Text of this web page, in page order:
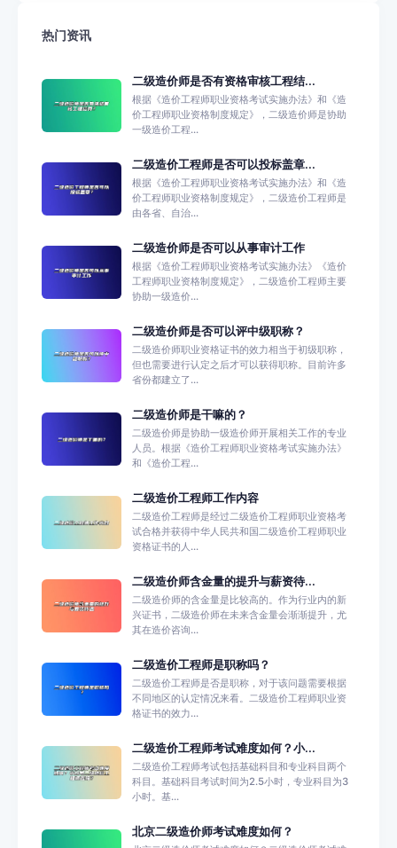
热门资讯
二级造价师是否有资格审核工程结...
根据《造价工程师职业资格考试实施办法》和《造
价工程师职业资格制度规定》，二级造价师是协助
一级造价工程...
二级造价工程师是否可以投标盖章...
根据《造价工程师职业资格考试实施办法》和《造
价工程师职业资格制度规定》，二级造价工程师是
由各省、自治...
二级造价师是否可以从事审计工作
根据《造价工程师职业资格考试实施办法》《造价
工程师职业资格制度规定》，二级造价工程师主要
协助一级造价...
二级造价师是否可以评中级职称？
二级造价师职业资格证书的效力相当于初级职称，
但也需要进行认定之后才可以获得职称。目前许多
省份都建立了...
二级造价师是干嘛的？
二级造价师是协助一级造价师开展相关工作的专业
人员。根据《造价工程师职业资格考试实施办法》
和《造价工程...
二级造价工程师工作内容
二级造价工程师是经过二级造价工程师职业资格考
试合格并获得中华人民共和国二级造价工程师职业
资格证书的人...
二级造价师含金量的提升与薪资待...
二级造价师的含金量是比较高的。作为行业内的新
兴证书，二级造价师在未来含金量会渐渐提升，尤
其在造价咨询...
二级造价工程师是职称吗？
二级造价工程师是否是职称，对于该问题需要根据
不同地区的认定情况来看。二级造价工程师职业资
格证书的效力...
二级造价工程师考试难度如何？小...
二级造价工程师考试包括基础科目和专业科目两个
科目。基础科目考试时间为2.5小时，专业科目为3
小时。基...
北京二级造价师考试难度如何？